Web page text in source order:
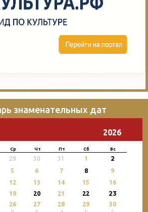
знаменательных дат
2026
Ср Чт Пт Сб Вс
29 30 31 1 2
5 6 7 8
9
12 13 14 15
16
19 20 21 22 23
26 27 28 29
30